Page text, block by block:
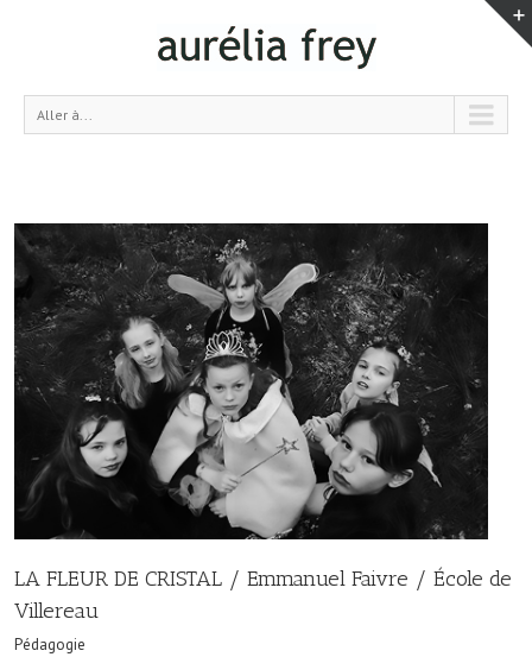
Aller à...
LA FLEUR DE CRISTAL / Emmanuel Faivre / École de
Villereau
Pédagogie